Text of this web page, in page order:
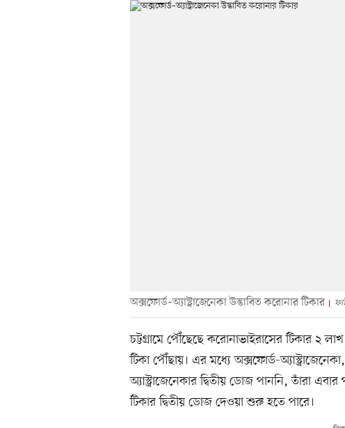
অক্সফোর্ড–অ্যাস্ট্রাজেনেকা উদ্ভাবিত করোনার টিকার
চট্টগ্রামে পৌঁছেছে করোনাভাইরাসের টিকার
টিকা পৌঁছায়। এর মধ্যে অক্সফোর্ড-
অ্যাস্ট্রাজেনেকার দ্বিতীয় ডোজ পাননি, তাঁরা
টিকার দ্বিতীয় ডোজ দেওয়া শুরু হতে পারে।